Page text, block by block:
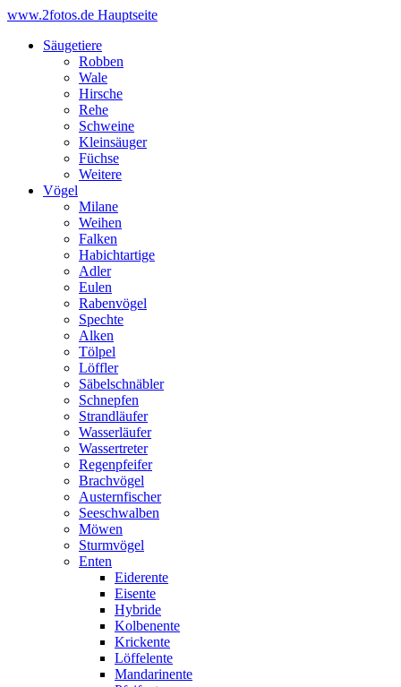
www.2fotos.de Hauptseite
Säugetiere
Robben
Wale
Hirsche
Rehe
Schweine
Kleinsäuger
Füchse
Weitere
Vögel
Milane
Weihen
Falken
Habichtartige
Adler
Eulen
Rabenvögel
Spechte
Alken
Tölpel
Löffler
Säbelschnäbler
Schnepfen
Strandläufer
Wasserläufer
Wassertreter
Regenpfeifer
Brachvögel
Austernfischer
Seeschwalben
Möwen
Sturmvögel
Enten
Eiderente
Eisente
Hybride
Kolbenente
Krickente
Löffelente
Mandarinente